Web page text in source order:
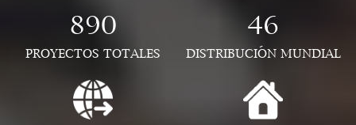
890
PROYECTOS TOTALES
46
DISTRIBUCIÓN MUNDIAL